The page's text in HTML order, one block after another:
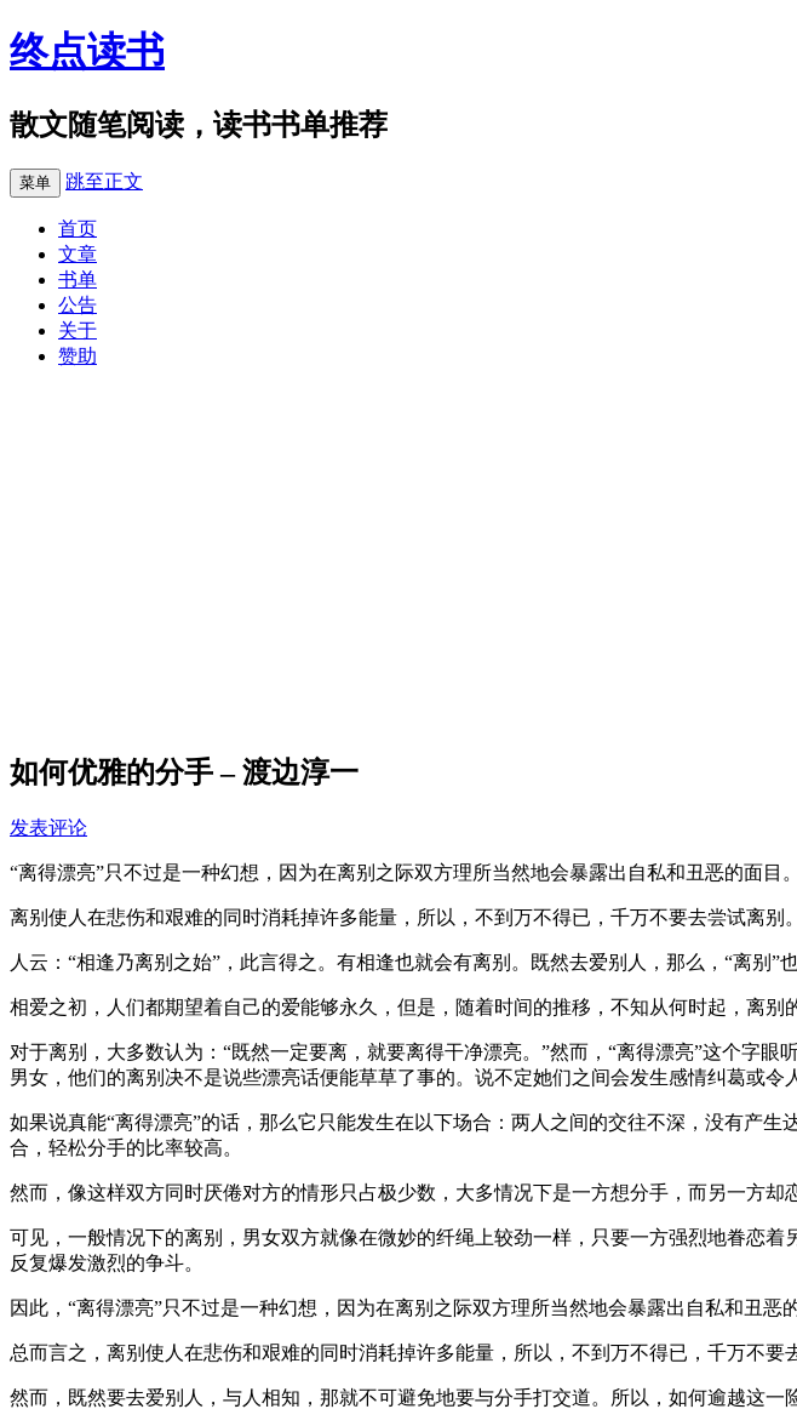
终点读书
散文随笔阅读，读书书单推荐
菜单 跳至正文
首页
文章
书单
公告
关于
赞助
如何优雅的分手 – 渡边淳一
发表评论
“离得漂亮”只不过是一种幻想，因为在离别之际双方理所当然地会暴露出自私和丑恶的面目。
离别使人在悲伤和艰难的同时消耗掉许多能量，所以，不到万不得已，千万不要去尝试离别。
人云：“相逢乃离别之始”，此言得之。有相逢也就会有离别。既然去爱别人，那么，“离别
相爱之初，人们都期望着自己的爱能够永久，但是，随着时间的推移，不知从何时起，离别
对于离别，大多数认为：“既然一定要离，就要离得干净漂亮。”然而，“离得漂亮”这个字
男女，他们的离别决不是说些漂亮话便能草草了事的。说不定她们之间会发生感情纠葛或令
如果说真能“离得漂亮”的话，那么它只能发生在以下场合：两人之间的交往不深，没有产
合，轻松分手的比率较高。
然而，像这样双方同时厌倦对方的情形只占极少数，大多情况下是一方想分手，而另一方却
可见，一般情况下的离别，男女双方就像在微妙的纤绳上较劲一样，只要一方强烈地眷恋
反复爆发激烈的争斗。
因此，“离得漂亮”只不过是一种幻想，因为在离别之际双方理所当然地会暴露出自私和丑恶
总而言之，离别使人在悲伤和艰难的同时消耗掉许多能量，所以，不到万不得已，千万不要
然而，既然要去爱别人，与人相知，那就不可避免地要与分手打交道。所以，如何逾越这一